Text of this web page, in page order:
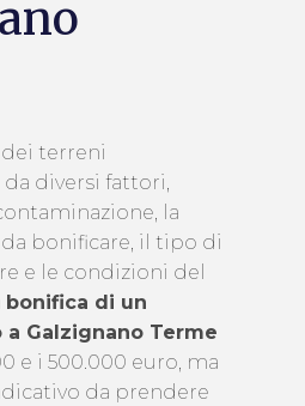
dei terreni
diversi fattori,
la
bonificare, il tipo di
e le condizioni del
bonifica di un
Galzignano Terme
e i 500.000 euro, ma
da prendere